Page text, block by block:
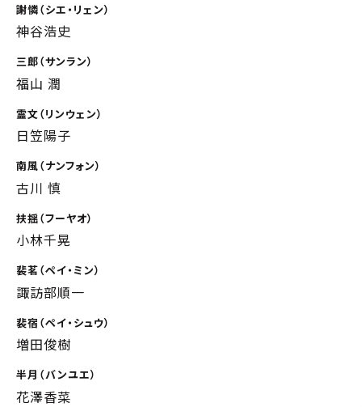
謝憐（シエ・リェン）
神谷浩史
三郎（サンラン）
福山 潤
霊文（リンウェン）
日笠陽子
南風（ナンフォン）
古川 慎
扶揺（フーヤオ）
小林千晃
裴茗（ペイ・ミン）
諏訪部順一
裴宿（ペイ・シュウ）
増田俊樹
半月（バンユエ）
花澤香菜